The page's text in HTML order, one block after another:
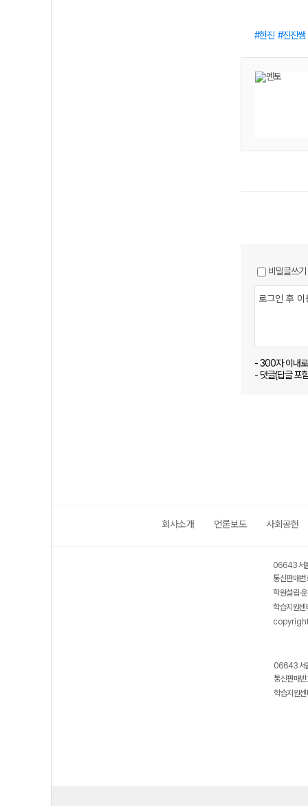
한진 진진쌤
비밀글쓰기
- 300자 이내
- 댓글(답글 포
회사소개 언론보도 사회공헌
06643 서
통신판매
학원설립·
학습지원
06643 서
통신판매
학습지원